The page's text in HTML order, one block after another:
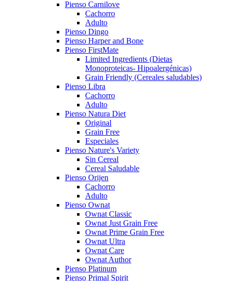
Pienso Carnilove
Cachorro
Adulto
Pienso Dingo
Pienso Harper and Bone
Pienso FirstMate
Limited Ingredients (Dietas
Monoproteicas- Hipoalergénicas)
Grain Friendly (Cereales saludables)
Pienso Libra
Cachorro
Adulto
Pienso Natura Diet
Original
Grain Free
Especiales
Pienso Nature's Variety
Sin Cereal
Cereal Saludable
Pienso Orijen
Cachorro
Adulto
Pienso Ownat
Ownat Classic
Ownat Just Grain Free
Ownat Prime Grain Free
Ownat Ultra
Ownat Care
Ownat Author
Pienso Platinum
Pienso Primal Spirit